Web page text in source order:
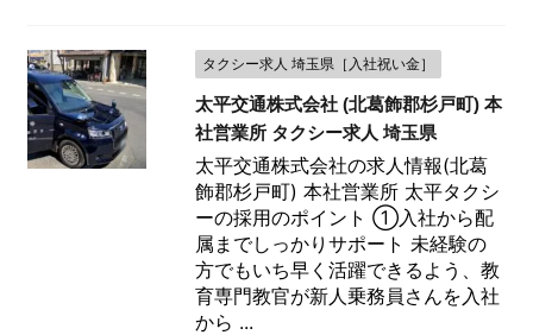
タクシー求人 埼玉県［入社祝い金］
太平交通株式会社 (北葛飾郡杉戸町) 本
社営業所 タクシー求人 埼玉県
太平交通株式会社の求人情報(北葛
飾郡杉戸町) 本社営業所 太平タクシ
ーの採用のポイント ①入社から配
属までしっかりサポート 未経験の
方でもいち早く活躍できるよう、教
育専門教官が新人乗務員さんを入社
から ...